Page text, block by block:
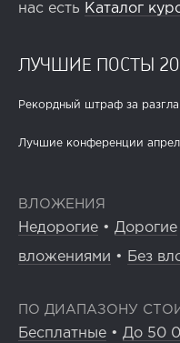
нас есть Каталог
ЛУЧШИЕ ПОСТЫ
Рекордный штраф за
Лучшие конференции
ВЛОЖЕНИЯ
Недорогие • Дорогие
вложениями • Без
ПО ДИАПАЗОНУ
Бесплатные • До 50